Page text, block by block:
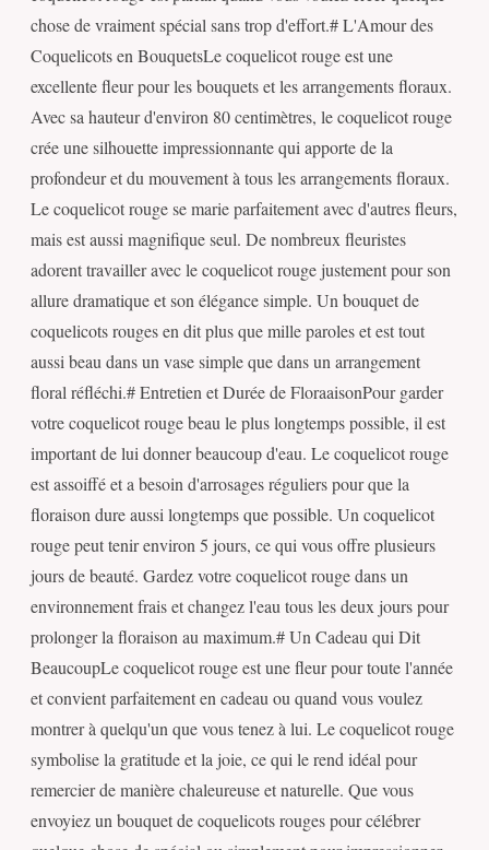
chose de vraiment spécial sans trop d'effort.# L'Amour des
Coquelicots en BouquetsLe coquelicot rouge est une
excellente fleur pour les bouquets et les arrangements floraux.
Avec sa hauteur d'environ 80 centimètres, le coquelicot rouge
crée une silhouette impressionnante qui apporte de la
profondeur et du mouvement à tous les arrangements floraux.
Le coquelicot rouge se marie parfaitement avec d'autres fleurs,
mais est aussi magnifique seul. De nombreux fleuristes
adorent travailler avec le coquelicot rouge justement pour son
allure dramatique et son élégance simple. Un bouquet de
coquelicots rouges en dit plus que mille paroles et est tout
aussi beau dans un vase simple que dans un arrangement
floral réfléchi.# Entretien et Durée de FloraaisonPour garder
votre coquelicot rouge beau le plus longtemps possible, il est
important de lui donner beaucoup d'eau. Le coquelicot rouge
est assoiffé et a besoin d'arrosages réguliers pour que la
floraison dure aussi longtemps que possible. Un coquelicot
rouge peut tenir environ 5 jours, ce qui vous offre plusieurs
jours de beauté. Gardez votre coquelicot rouge dans un
environnement frais et changez l'eau tous les deux jours pour
prolonger la floraison au maximum.# Un Cadeau qui Dit
BeaucoupLe coquelicot rouge est une fleur pour toute l'année
et convient parfaitement en cadeau ou quand vous voulez
montrer à quelqu'un que vous tenez à lui. Le coquelicot rouge
symbolise la gratitude et la joie, ce qui le rend idéal pour
remercier de manière chaleureuse et naturelle. Que vous
envoyiez un bouquet de coquelicots rouges pour célébrer